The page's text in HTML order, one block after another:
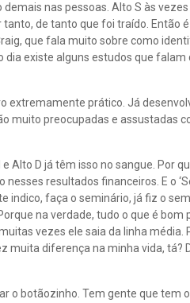
nas pessoas. Alto S às
de tanto que foi traído. Então
que fala muito sobre como
existe alguns estudos que
extremamente prático. Já
muito preocupadas e assustadas
e Alto D já têm isso no sangue. Por
resultados financeiros. E o
faça o seminário, já fiz o
na verdade, tudo o que é
vezes ele saia da linha média.
diferença na minha vida, tá?
o botãozinho. Tem gente que tem